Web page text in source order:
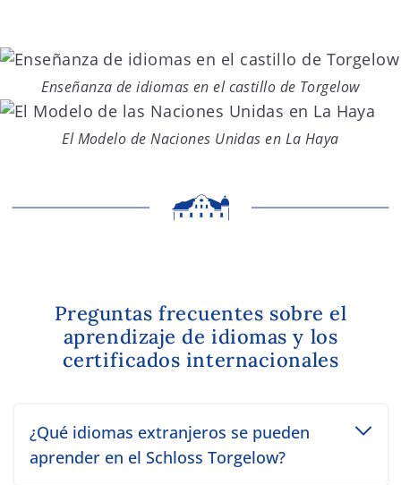
Enseñanza de idiomas en el castillo de Torgelow
El Modelo de Naciones Unidas en La Haya
Preguntas frecuentes sobre el
aprendizaje de idiomas y los
certificados internacionales
¿Qué idiomas extranjeros se pueden
aprender en el Schloss Torgelow?
Toggle accordion item